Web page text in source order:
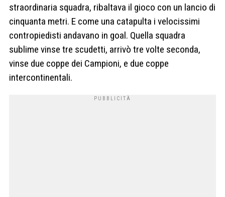
straordinaria squadra, ribaltava il gioco con un lancio di
cinquanta metri. E come una catapulta i velocissimi
contropiedisti andavano in goal. Quella squadra
sublime vinse tre scudetti, arrivò tre volte seconda,
vinse due coppe dei Campioni, e due coppe
intercontinentali.